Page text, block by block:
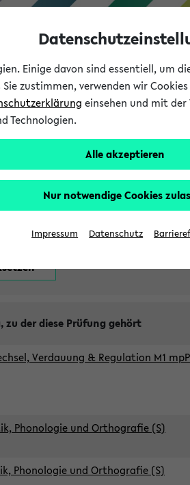
zu der diese Prüfung gehört
Verdauung & Regulation M1
Phonologie und Orthografie (S)
Phonologie und Orthografie (S)
Einige davon sind essentiell,
zustimmen, verwenden wir
einsehen und mit
Technologien.
Alle akzeptieren
Nur notwendige Cookies
Impressum Datenschutz